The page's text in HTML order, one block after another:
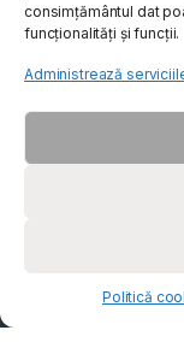
consimțământul dat
funcționalități și funcții.
Administrează
Politică